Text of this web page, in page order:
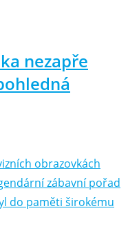
nezapře
obrazovkách
zábavní pořad
do paměti širokému